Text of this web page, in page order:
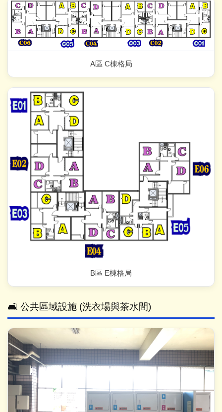
A區 C棟格局
B區 E棟格局
🛋️ 公共區域設施 (洗衣場與茶水間)